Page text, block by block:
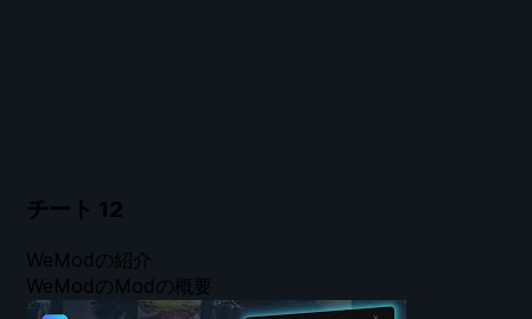
チート 12
WeModの紹介
WeModのModの概要